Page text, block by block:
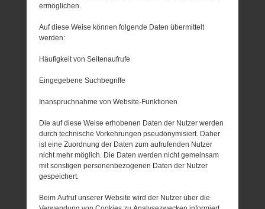
ermöglichen.
Auf diese Weise können folgende Daten übermittelt
werden:
Häufigkeit von Seitenaufrufe
Eingegebene Suchbegriffe
Inanspruchnahme von Website-Funktionen
Die auf diese Weise erhobenen Daten der Nutzer werden
durch technische Vorkehrungen pseudonymisiert. Daher
ist eine Zuordnung der Daten zum aufrufenden Nutzer
nicht mehr möglich. Die Daten werden nicht gemeinsam
mit sonstigen personenbezogenen Daten der Nutzer
gespeichert.
Beim Aufruf unserer Website wird der Nutzer über die